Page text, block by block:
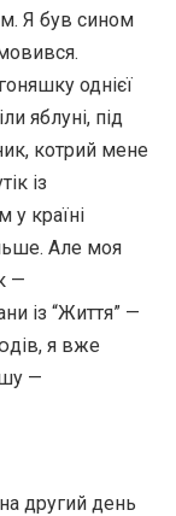
Я був сином
однієї
яблуні, під
котрий мене
із
у країні
Але моя
—
із “Життя” —
я вже
—
другий день